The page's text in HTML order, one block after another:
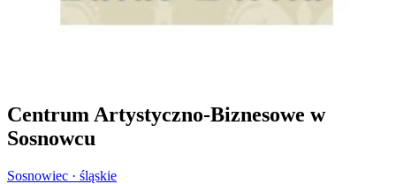
Centrum Artystyczno-Biznesowe w
Sosnowcu
Sosnowiec · śląskie